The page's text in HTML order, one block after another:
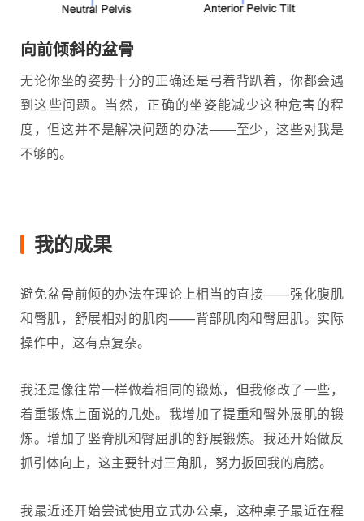
向前倾斜的盆骨
无论你坐的姿势十分的正确还是弓着背趴着，你都会遇
到这些问题。当然，正确的坐姿能减少这种危害的程
度，但这并不是解决问题的办法——至少，这些对我是
不够的。
我的成果
避免盆骨前倾的办法在理论上相当的直接——强化腹肌
和臀肌，舒展相对的肌肉——背部肌肉和臀屈肌。实际
操作中，这有点复杂。
我还是像往常一样做着相同的锻炼，但我修改了一些，
着重锻炼上面说的几处。我增加了提重和臀外展肌的锻
炼。增加了竖脊肌和臀屈肌的舒展锻炼。我还开始做反
抓引体向上，这主要针对三角肌，努力扳回我的肩膀。
我最近还开始尝试使用立式办公桌，这种桌子最近在程